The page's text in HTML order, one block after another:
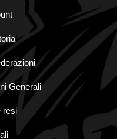
Generali
resi